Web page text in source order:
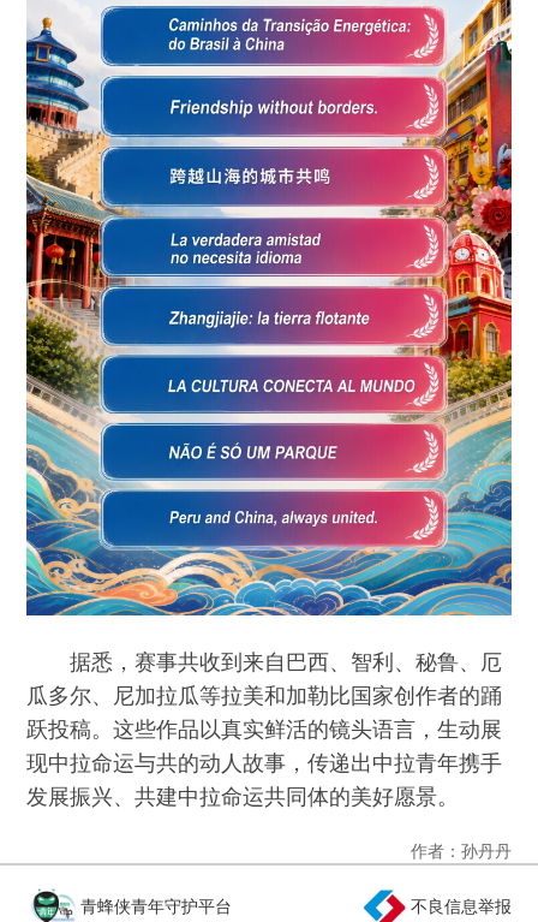
据悉，赛事共收到来自巴西、智利、秘鲁、厄
瓜多尔、尼加拉瓜等拉美和加勒比国家创作者的踊
跃投稿。这些作品以真实鲜活的镜头语言，生动展
现中拉命运与共的动人故事，传递出中拉青年携手
发展振兴、共建中拉命运共同体的美好愿景。
作者：孙丹丹
青蜂侠青年守护平台 不良信息举报